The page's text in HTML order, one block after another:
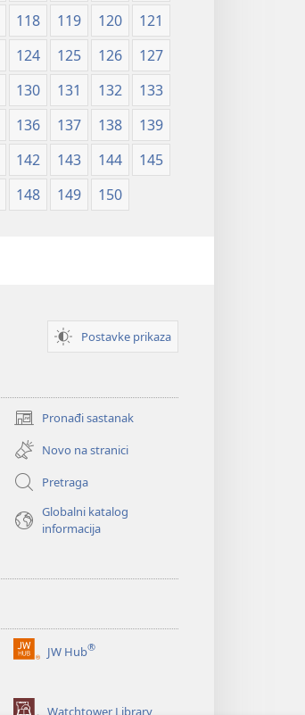
118 119 120
121
124 125 126
127
130 131 132
133
136 137 138
139
142 143 144
145
148 149 150
Postavke prikaza
Pronađi sastanak
(otvara
se
novi
prozor)
Novo na stranici
Pretraga
Globalni katalog
informacija
JW Hub®
(otvara
prozor)Watchtower Library